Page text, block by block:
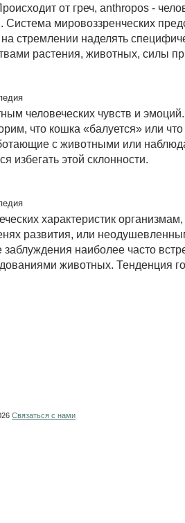
от греч, anthropos -
Система мировоззренческих
стремлении наделять
растения, животных, силы
человеческих чувств и
что кошка «балуется» или
с животными или
избегать этой склонности.
характеристик
развития, или
наиболее часто
животных. Тенденция
Связаться с нами